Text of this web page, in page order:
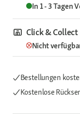
In 1 - 3 Tagen
Click & Collect
Nicht
Bestellungen
Kostenlose